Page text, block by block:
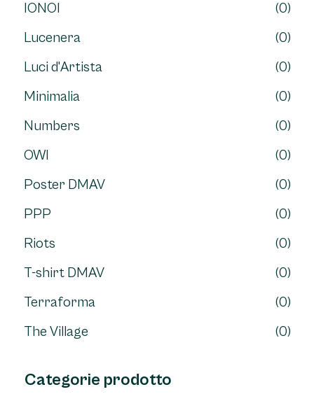
IONOI
(0)
Lucenera
(0)
Luci d'Artista
(0)
Minimalia
(0)
Numbers
(0)
OWI
(0)
Poster DMAV
(0)
PPP
(0)
Riots
(0)
T-shirt DMAV
(0)
Terraforma
(0)
The Village
(0)
Categorie prodotto